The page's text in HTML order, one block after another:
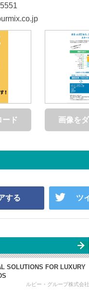
ード 画像を
する ツ
SOLUTIONS FOR LUXURY
ルビー・グループ株式会社